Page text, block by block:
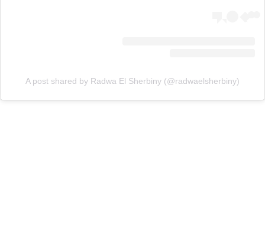
A post shared by Radwa El Sherbiny (@radwaelsherbiny)